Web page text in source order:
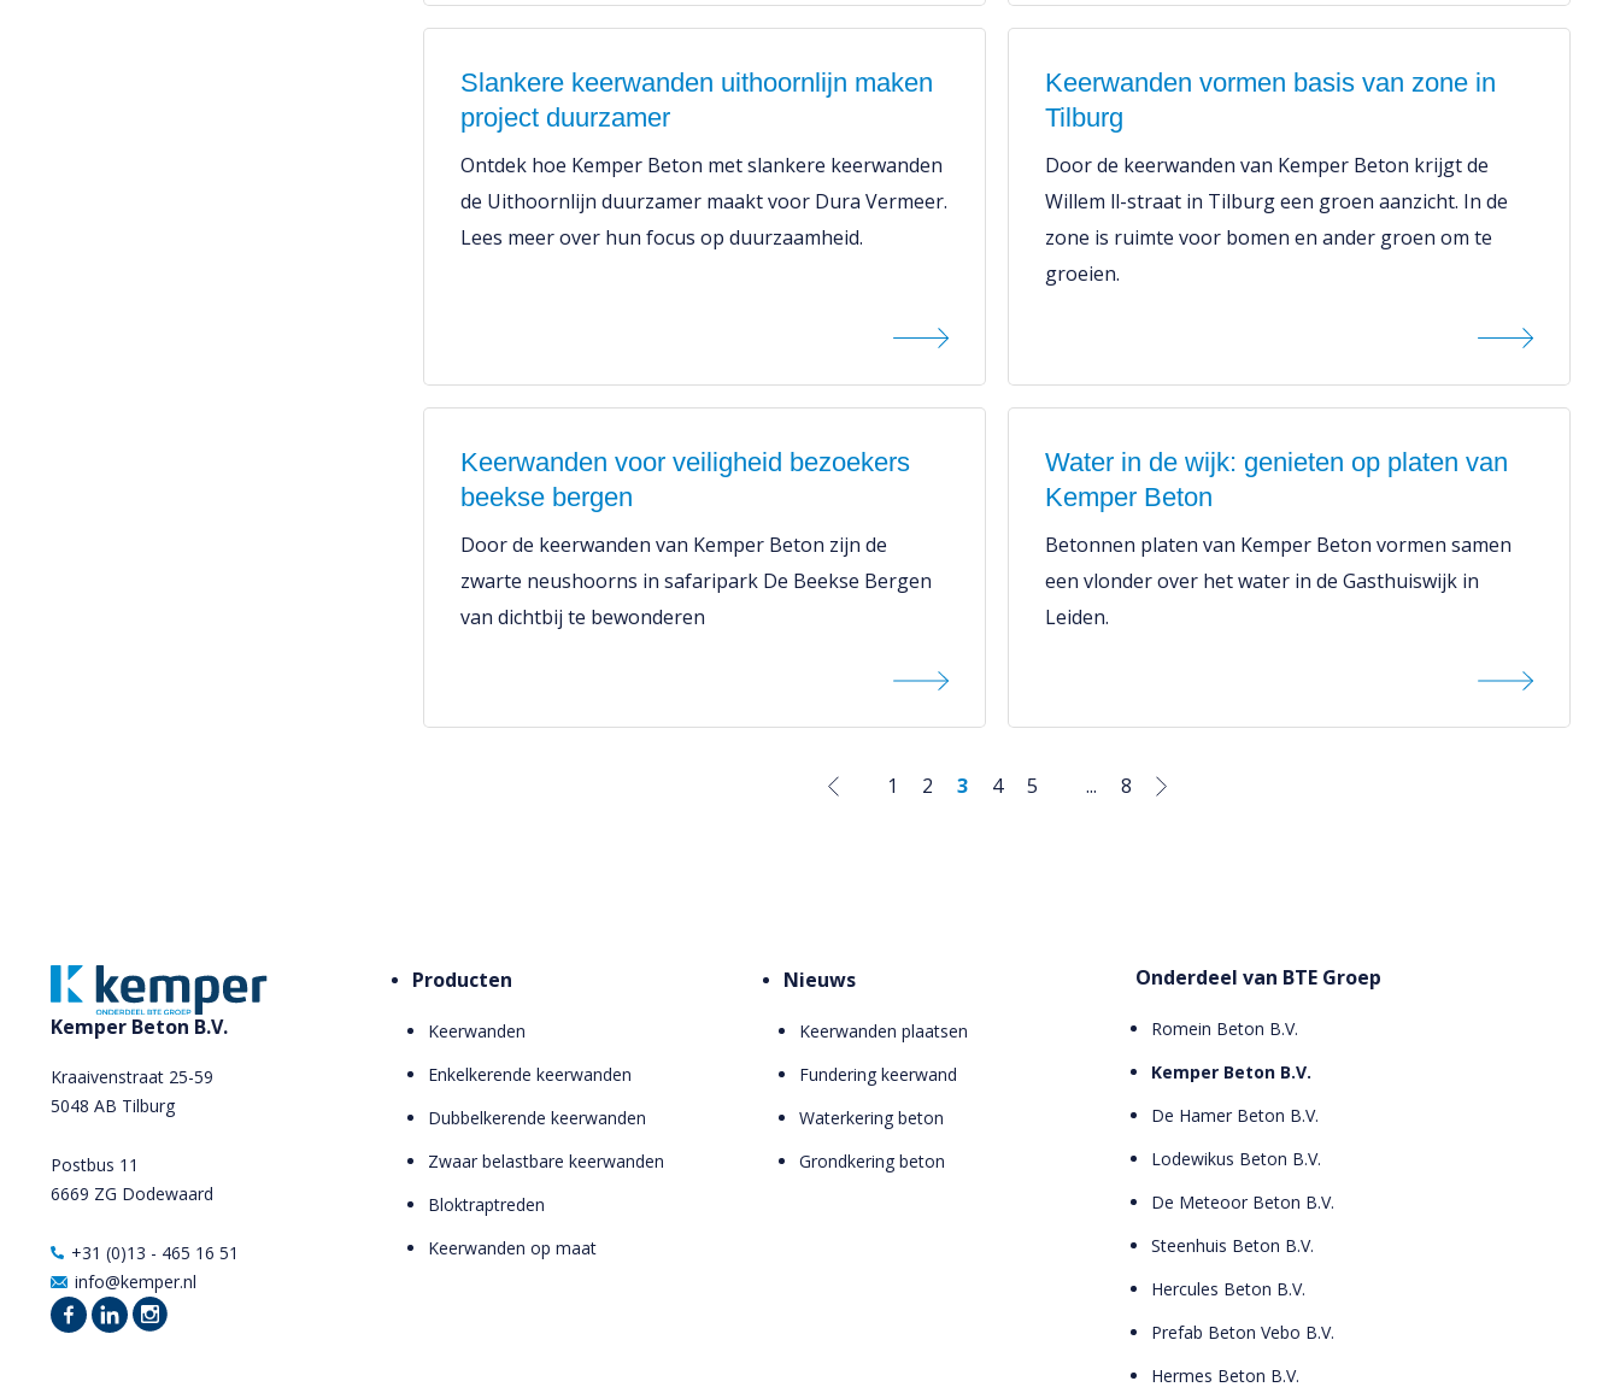
Slankere keerwanden uithoornlijn maken
project duurzamer
Ontdek hoe Kemper Beton met slankere keerwanden
de Uithoornlijn duurzamer maakt voor Dura Vermeer.
Lees meer over hun focus op duurzaamheid.
Keerwanden vormen basis van zone in
Tilburg
Door de keerwanden van Kemper Beton krijgt de
Willem ll-straat in Tilburg een groen aanzicht. In de
zone is ruimte voor bomen en ander groen om te
groeien.
Keerwanden voor veiligheid bezoekers
beekse bergen
Door de keerwanden van Kemper Beton zijn de
zwarte neushoorns in safaripark De Beekse Bergen
van dichtbij te bewonderen
Water in de wijk: genieten op platen van
Kemper Beton
Betonnen platen van Kemper Beton vormen samen
een vlonder over het water in de Gasthuiswijk in
Leiden.
1 2 3 4 5 ... 8
Kemper Beton B.V.
Kraaivenstraat 25-59
5048 AB Tilburg
Postbus 11
6669 ZG Dodewaard
+31 (0)13 - 465 16 51
info@kemper.nl
Producten
Keerwanden
Enkelkerende keerwanden
Dubbelkerende keerwanden
Zwaar belastbare keerwanden
Bloktraptreden
Keerwanden op maat
Nieuws
Keerwanden plaatsen
Fundering keerwand
Waterkering beton
Grondkering beton
Onderdeel van BTE Groep
Romein Beton B.V.
Kemper Beton B.V.
De Hamer Beton B.V.
Lodewikus Beton B.V.
De Meteoor Beton B.V.
Steenhuis Beton B.V.
Hercules Beton B.V.
Prefab Beton Vebo B.V.
Hermes Beton B.V.